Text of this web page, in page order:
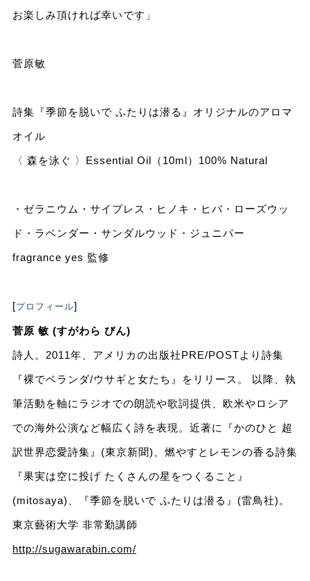
お楽しみ頂ければ幸いです」
菅原敏
詩集『季節を脱いで ふたりは潜る』オリジナルのアロマ
オイル
〈 森を泳ぐ 〉Essential Oil（10ml）100% Natural
・ゼラニウム・サイプレス・ヒノキ・ヒバ・ローズウッ
ド・ラベンダー・サンダルウッド・ジュニパー
fragrance yes 監修
[プロフィール]
菅原 敏 (すがわら びん)
詩人。2011年、アメリカの出版社PRE/POSTより詩集
『裸でベランダ/ウサギと女たち』をリリース。 以降、執
筆活動を軸にラジオでの朗読や歌詞提供、欧米やロシア
での海外公演など幅広く詩を表現。近著に『かのひと 超
訳世界恋愛詩集』(東京新聞)、燃やすとレモンの香る詩集
『果実は空に投げ たくさんの星をつくること』
(mitosaya)、『季節を脱いで ふたりは潜る』(雷鳥社)。
東京藝術大学 非常勤講師
http://sugawarabin.com/